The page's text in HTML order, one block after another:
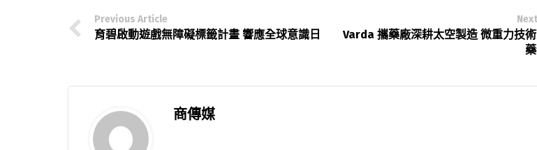
Previous Article
育碧啟動遊戲無障礙標籤計畫 響應全球意識日
Varda 攜藥廠深耕太空製造 微重力技
商傳媒